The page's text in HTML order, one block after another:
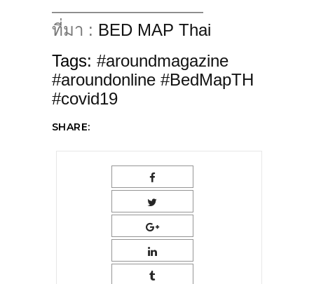
—————————
ที่มา : BED MAP Thai
Tags: #aroundmagazine
#aroundonline #BedMapTH
#covid19
SHARE: